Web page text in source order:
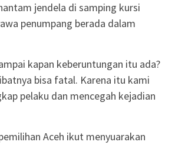
jendela di samping kursi
penumpang berada dalam
kapan keberuntungan itu ada?
bisa fatal. Karena itu kami
pelaku dan mencegah kejadian
Aceh ikut menyuarakan